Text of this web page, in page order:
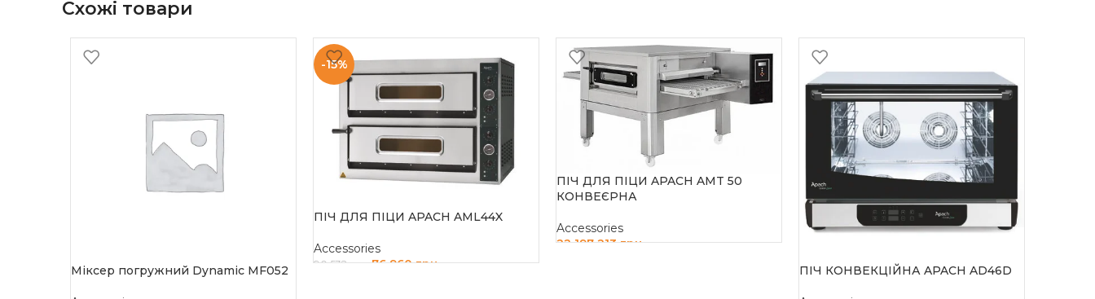
Схожі товари
Міксер погружний Dynamic MF052
-15%
ПІЧ ДЛЯ ПІЦИ APACH AML44X
Accessories
90 532грн 76 960грн
ПІЧ ДЛЯ ПІЦИ APACH AMT 50
КОНВЕЄРНА
Accessories
22 197 213грн
ПІЧ КОНВЕКЦІЙНА APACH AD46D